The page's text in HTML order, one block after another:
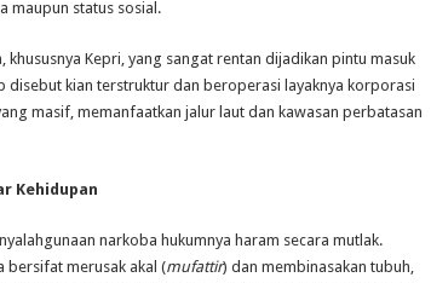
maupun status sosial.
Kepri, yang sangat rentan dijadikan pintu masuk
kian terstruktur dan beroperasi layaknya korporasi
masif, memanfaatkan jalur laut dan kawasan perbatasan
Kehidupan
narkoba hukumnya haram secara mutlak.
bersifat merusak akal (mufattir) dan membinasakan tubuh,